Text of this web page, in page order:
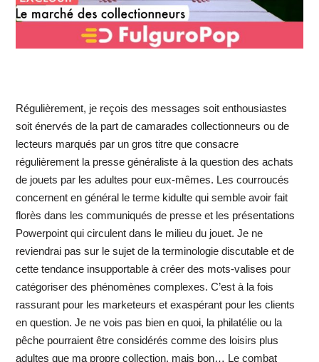
Régulièrement, je reçois des messages soit enthousiastes
soit énervés de la part de camarades collectionneurs ou de
lecteurs marqués par un gros titre que consacre
régulièrement la presse généraliste à la question des achats
de jouets par les adultes pour eux-mêmes. Les courroucés
concernent en général le terme kidulte qui semble avoir fait
florès dans les communiqués de presse et les présentations
Powerpoint qui circulent dans le milieu du jouet. Je ne
reviendrai pas sur le sujet de la terminologie discutable et de
cette tendance insupportable à créer des mots-valises pour
catégoriser des phénomènes complexes. C’est à la fois
rassurant pour les marketeurs et exaspérant pour les clients
en question. Je ne vois pas bien en quoi, la philatélie ou la
pêche pourraient être considérés comme des loisirs plus
adultes que ma propre collection, mais bon… Le combat